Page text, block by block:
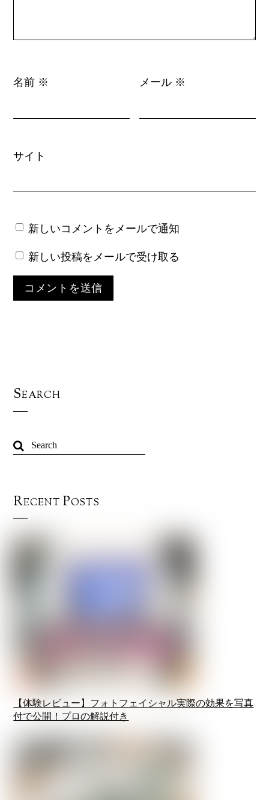
名前 ※ メール ※
サイト
新しいコメントをメールで通知
新しい投稿をメールで受け取る
Search
Recent Posts
【体験レビュー】フォトフェイシャル実際の効果を写真
付で公開！プロの解説付き